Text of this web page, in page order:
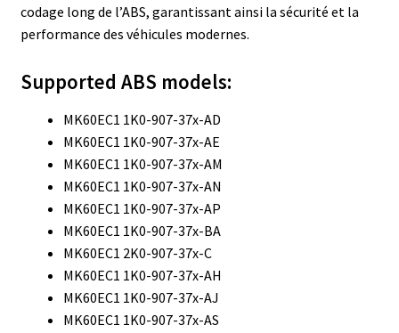
codage long de l’ABS, garantissant ainsi la sécurité et la
performance des véhicules modernes.
Supported ABS models:
MK60EC1 1K0-907-37x-AD
MK60EC1 1K0-907-37x-AE
MK60EC1 1K0-907-37x-AM
MK60EC1 1K0-907-37x-AN
MK60EC1 1K0-907-37x-AP
MK60EC1 1K0-907-37x-BA
MK60EC1 2K0-907-37x-C
MK60EC1 1K0-907-37x-AH
MK60EC1 1K0-907-37x-AJ
MK60EC1 1K0-907-37x-AS